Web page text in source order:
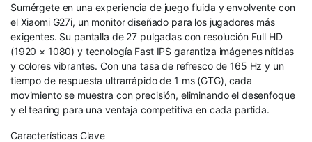
Sumérgete en una experiencia de juego fluida y envolvente con
el Xiaomi G27i, un monitor diseñado para los jugadores más
exigentes. Su pantalla de 27 pulgadas con resolución Full HD
(1920 × 1080) y tecnología Fast IPS garantiza imágenes nítidas
y colores vibrantes. Con una tasa de refresco de 165 Hz y un
tiempo de respuesta ultrarrápido de 1 ms (GTG), cada
movimiento se muestra con precisión, eliminando el desenfoque
y el tearing para una ventaja competitiva en cada partida.
Características Clave